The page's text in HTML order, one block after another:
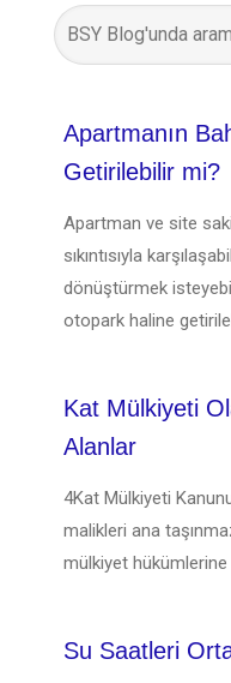
Apartmanın
Getirilebilir mi?
Apartman ve site
sıkıntısıyla
dönüştürmek
otopark haline
Kat Mülkiyeti
Alanlar
4Kat Mülkiyeti
malikleri ana
mülkiyet
Su Saatleri